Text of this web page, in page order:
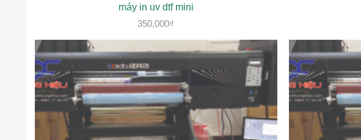
máy in uv dtf mini
350,000₫